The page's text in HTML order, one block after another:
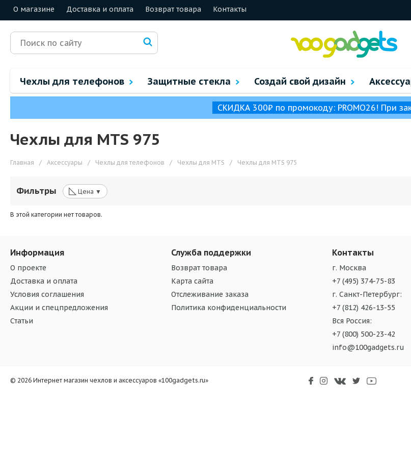
О магазине Доставка и оплата Возврат товара Контакты
Чехлы для телефонов Защитные стекла Создай свой дизайн
СКИДКА 300₽ по промокоду: PROMO26! При
Чехлы для MTS 975
Главная / Аксессуары / Чехлы для телефонов / Чехлы для MTS / Чехлы для MTS 975
Фильтры ◺ Цена ▼
В этой категории нет товаров.
Информация
О проекте
Доставка и оплата
Условия соглашения
Акции и спецпредложения
Статьи
Служба поддержки
Возврат товара
Карта сайта
Отслеживание заказа
Политика конфиденциальности
Контакты
г. Москва
+7 (495) 374-75-83
г. Санкт-Петербург:
+7 (812) 426-13-55
Вся Россия:
+7 (800) 500-23-42
info@100gadgets.ru
© 2026 Интернет магазин чехлов и аксессуаров «100gadgets.ru»